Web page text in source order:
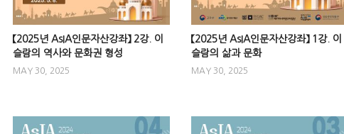
【2025년 AsIA인문자산강좌】 2강. 이
슬람의 역사와 문화권 형성
MAY 30, 2025
【2025년 AsIA인문자산강좌】 1강. 이
슬람의 삶과 문화
MAY 30, 2025